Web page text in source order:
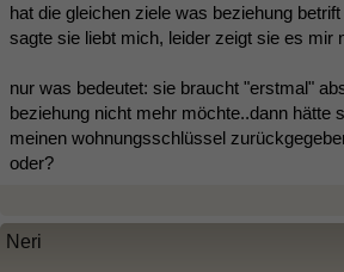
hat die gleichen ziele was beziehung
sagte sie liebt mich, leider zeigt sie es mir
nur was bedeutet: sie braucht "erstmal"
beziehung nicht mehr möchte..dann hätte
meinen wohnungsschlüssel
oder?
Neri